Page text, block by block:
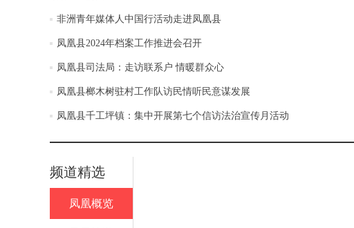
非洲青年媒体人中国行活动走进凤凰县
凤凰县2024年档案工作推进会召开
凤凰县司法局：走访联系户 情暖群众心
凤凰县榔木树驻村工作队访民情听民意谋发展
凤凰县千工坪镇：集中开展第七个信访法治宣传月活动
频道精选
凤凰概览